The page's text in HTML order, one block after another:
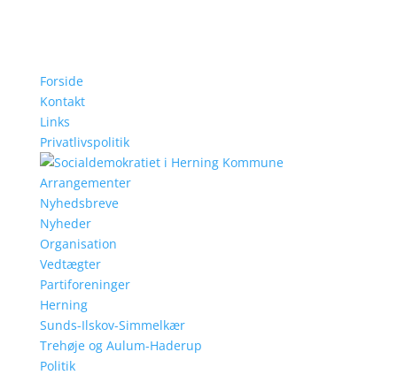
Forside
Kontakt
Links
Privatlivspolitik
Arrangementer
Nyhedsbreve
Nyheder
Organisation
Vedtægter
Partiforeninger
Herning
Sunds-Ilskov-Simmelkær
Trehøje og Aulum-Haderup
Politik